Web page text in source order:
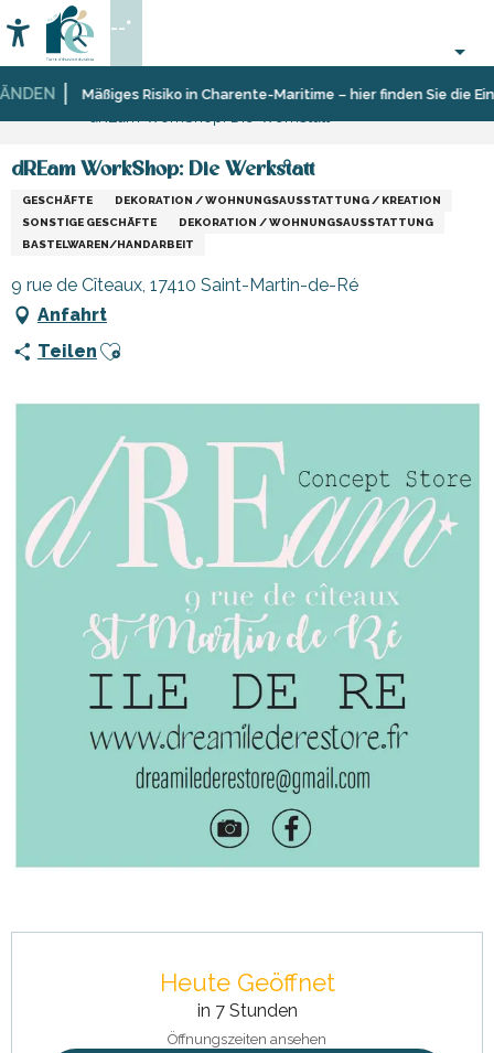
au
contenu
principal
Mäßiges Risiko in Charente-Maritime – hier finden Sie die
Accessibilité
Suche
--°
Startseite
Sich
Geschäfte
dREam WorkShop: Die Werkstatt
GESCHÄFTE
DEKORATION / WOHNUNGSAUSSTATTUNG / KREATION
SONSTIGE GESCHÄFTE
DEKORATION / WOHNUNGSAUSSTATTUNG
BASTELWAREN/HANDARBEIT
9 rue de Cîteaux, 17410 Saint-Martin-de-Ré
Anfahrt
Teilen Ajouter aux favoris
Heute Geöffnet
in 7 Stunden
Öffnungszeiten ansehen